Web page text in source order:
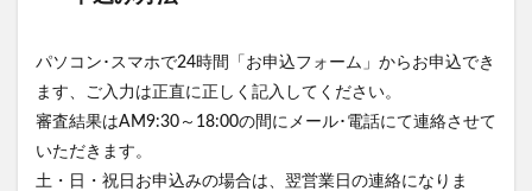
パソコン･スマホで24時間「お申込フォーム」からお申込でき
ます、ご入力は正直に正しく記入してください。
審査結果はAM9:30～18:00の間にメール･電話にて連絡させて
いただきます。
土・日・祝日お申込みの場合は、翌営業日の連絡になりま